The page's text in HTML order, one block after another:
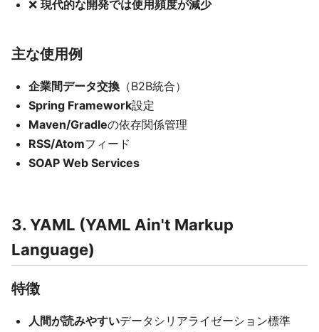
❌ 現代的な開発では使用頻度が減少
主な使用例
企業間データ交換 （B2B統合）
Spring Framework設定
Maven/Gradleの依存関係管理
RSS/Atomフィード
SOAP Web Services
3. YAML (YAML Ain't Markup
Language)
特徴
人間が読みやすいデータシリアライゼーション標準